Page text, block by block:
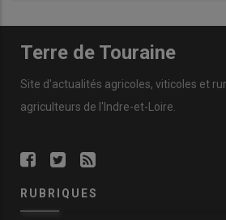
Terre de Touraine
Site d'actualités agricoles, viticoles et
agriculteurs de l'Indre-et-Loire.
RUBRIQUES